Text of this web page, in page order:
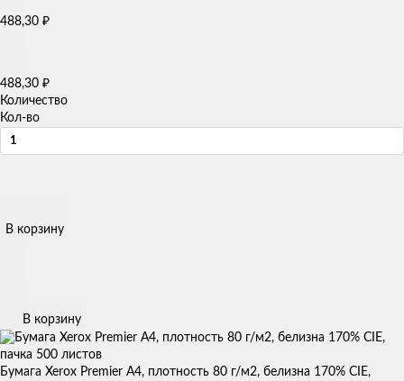
488,30 ₽
488,30 ₽
Количество
Кол-во
В корзину
В корзину
Бумага Xerox Premier А4, плотность 80 г/м2, белизна 170% CIE,